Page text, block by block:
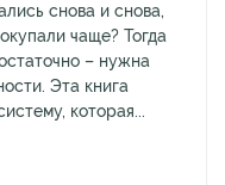
снова и снова,
чаще? Тогда
– нужна
Эта книга
которая...